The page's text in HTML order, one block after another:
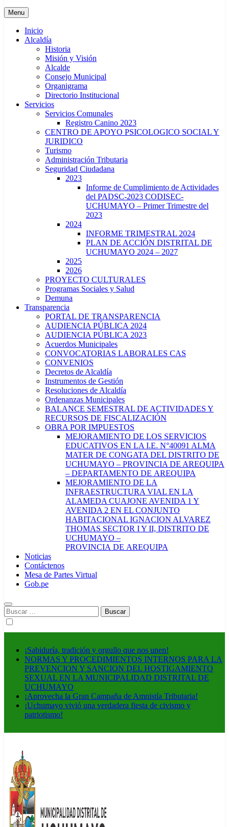
Menu
Inicio
Alcaldía
Historia
Misión y Visión
Alcalde
Consejo Municipal
Organigrama
Directorio Institucional
Servicios
Servicios Comunales
Registro Canino 2023
CENTRO DE APOYO PSICOLOGICO SOCIAL Y
JURIDICO
Turismo
Administración Tributaria
Seguridad Ciudadana
2023
Informe de Cumplimiento de Actividades
del PADSC-2023 CODISEC-
UCHUMAYO – Primer Trimestre del
2023
2024
INFORME TRIMESTRAL 2024
PLAN DE ACCIÓN DISTRITAL DE
UCHUMAYO 2024 – 2027
2025
2026
PROYECTO CULTURALES
Programas Sociales y Salud
Demuna
Transparencia
PORTAL DE TRANSPARENCIA
AUDIENCIA PÚBLICA 2024
AUDIENCIA PÚBLICA 2023
Acuerdos Municipales
CONVOCATORIAS LABORALES CAS
CONVENIOS
Decretos de Alcaldía
Instrumentos de Gestión
Resoluciones de Alcaldía
Ordenanzas Municipales
BALANCE SEMESTRAL DE ACTIVIDADES Y
RECURSOS DE FISCALIZACIÓN
OBRA POR IMPUESTOS
MEJORAMIENTO DE LOS SERVICIOS
EDUCATIVOS EN LA I.E. N°40091 ALMA
MATER DE CONGATA DEL DISTRITO DE
UCHUMAYO – PROVINCIA DE AREQUIPA
– DEPARTAMENTO DE AREQUIPA
MEJORAMIENTO DE LA
INFRAESTRUCTURA VIAL EN LA
ALAMEDA CUAJONE AVENIDA 1 Y
AVENIDA 2 EN EL CONJUNTO
HABITACIONAL IGNACION ALVAREZ
THOMAS SECTOR I Y II, DISTRITO DE
UCHUMAYO –
PROVINCIA DE AREQUIPA
Noticias
Contáctenos
Mesa de Partes Virtual
Gob.pe
Buscar:
¡Sabiduría, tradición y orgullo que nos unen!
NORMAS Y PROCEDIMIENTOS INTERNOS PARA LA
PREVENCION Y SANCION DEL HOSTIGAMIENTO
SEXUAL EN LA MUNICIPALIDAD DISTRITAL DE
UCHUMAYO
¡Aprovecha la Gran Campaña de Amnistía Tributaria!
¡Uchumayo vivió una verdadera fiesta de civismo y
patriotismo!